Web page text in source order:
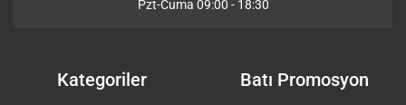
Pzt-Cuma 09:00 - 18:30
Kategoriler Batı Promosyon